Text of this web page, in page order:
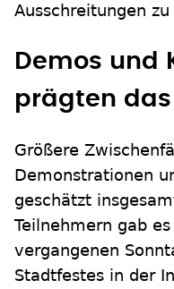
Ausschreitungen
Demos und
prägten
Größere
Demonstrationen
geschätzt
Teilnehmern gab
vergangenen
Stadtfestes in der